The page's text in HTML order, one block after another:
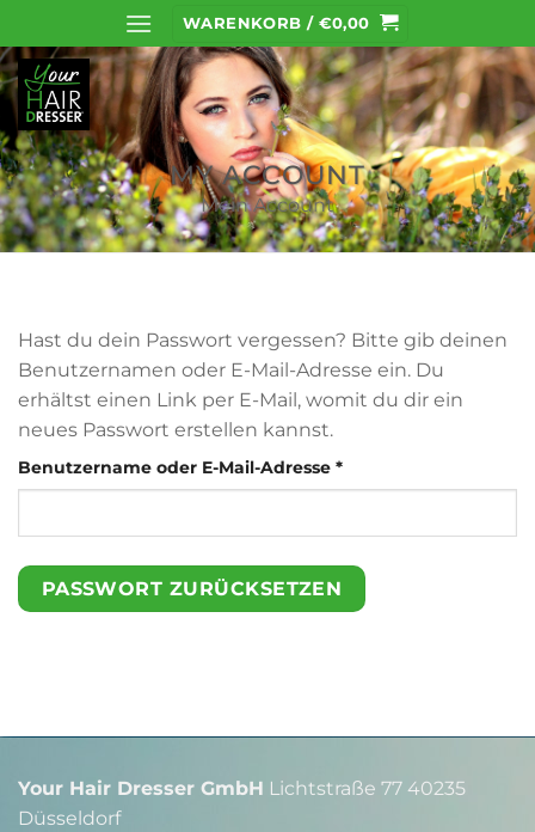
Inhalt
springen
WARENKORB / €0,00
MY ACCOUNT
Mein Account
Hast du dein Passwort vergessen? Bitte gib deinen
Benutzernamen oder E-Mail-Adresse ein. Du
erhältst einen Link per E-Mail, womit du dir ein
neues Passwort erstellen kannst.
Benutzername oder E-Mail-Adresse *Erforderlich
PASSWORT ZURÜCKSETZEN
Your Hair Dresser GmbH Lichtstraße 77 40235
Düsseldorf